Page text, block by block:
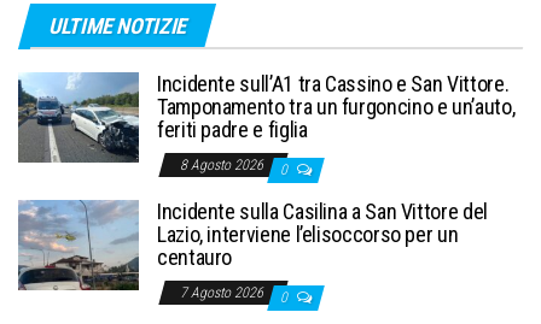
ULTIME NOTIZIE
Incidente sull’A1 tra Cassino e San Vittore.
Tamponamento tra un furgoncino e un’auto,
feriti padre e figlia
8 Agosto 2026 0
Incidente sulla Casilina a San Vittore del
Lazio, interviene l’elisoccorso per un
centauro
7 Agosto 2026 0